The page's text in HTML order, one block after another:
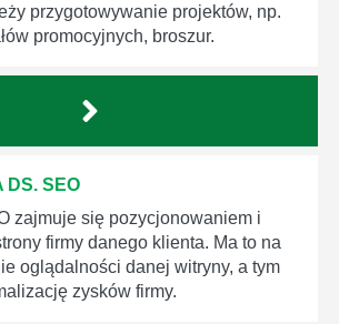
przygotowywanie projektów, np.
promocyjnych, broszur.
DS. SEO
zajmuje się pozycjonowaniem i
firmy danego klienta. Ma to na
oglądalności danej witryny, a tym
zysków firmy.